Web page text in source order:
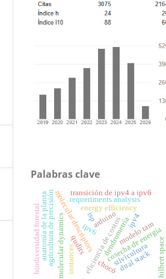
Palabras clave
cosecha de energía
ipv6
ipv4
energy efficiency
molecular descriptors
molecular dynamics
agricultura de precisión eficiencia de costos
qudits hilbert space
anatomía de la planta
biodiversidad forestal dendrometría
silvicultura
requeriments analysis
instances dual stack
isp
transición de ipv4 a ipv6
chocó
arduino
modelo tam